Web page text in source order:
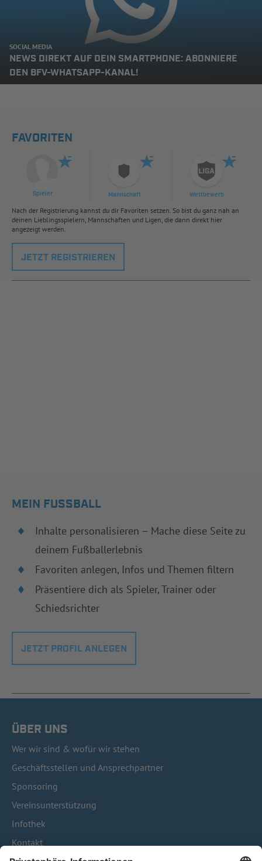
SOCIAL MEDIA
NEWS DIREKT AUF DEIN SMARTPHONE: ABONNIERE
DEN BFV-WHATSAPP-KANAL!
FAVORITEN
Spieler Mannschaft Wettbewerb
Nach der Registrierung kannst du dir Favoriten setzen. So bist du ganz nah an
deinen Lieblingsspielern, Mannschaften und Ligen, die dann direkt hier
angezeigt werden.
JETZT REGISTRIEREN
MEIN FUSSBALL
Inhalte personalisieren – Mache diese Seite zu
deinem Fußballerlebnis
Favoriten anlegen, Infos und Themen filtern
Präsentiere dich als Spieler, Trainer oder
Schiedsrichter
JETZT PROFIL ANLEGEN
ÜBER UNS
Wer wir sind & wofür wir stehen
Geschäftsstellen und Ansprechpartner
Sponsoring
Vereinsunterstützung
Infothek
Kontakt